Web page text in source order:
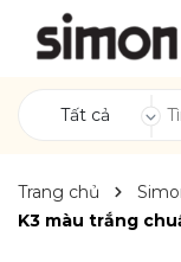
Tất cả
Trang chủ
K3 màu trắng